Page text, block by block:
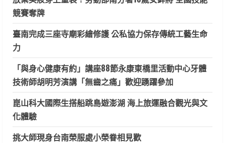
競賽奪牌
臺南完成三座寺廟彩繪修護 公私協力保存傳統工藝生命
力
「與身心健康有約」講座88節永康東橋里活動中心牙體
技術師胡明芳演講「無齒之痛」歡迎踴躍參加
崑山科大國際生搭船跳島遊澎湖 海上旅運融合觀光與文
化體驗
挑大師現身台南榮服處小榮眷相見歡